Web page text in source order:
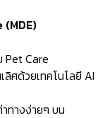
Pet Care
ศด้วยเทคโนโลยี AI
ทางง่ายๆ บน